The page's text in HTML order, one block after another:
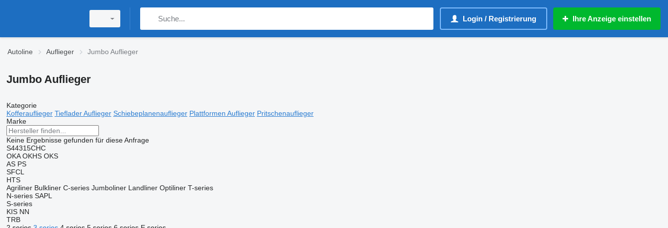
Login / Registrierung Ihre Anzeige einstellen
Autoline Auflieger Jumbo Auflieger
Jumbo Auflieger
Kategorie
Kofferauflieger Tieflader Auflieger Schiebeplanenauflieger Plattformen Auflieger Pritschenauflieger
Marke
Keine Ergebnisse gefunden für diese Anfrage
S44315CHC
OKA OKHS OKS
AS PS
SFCL
HTS
Agriliner Bulkliner C-series Jumboliner Landliner Optiliner T-series
N-series SAPL
S-series
KIS NN
TRB